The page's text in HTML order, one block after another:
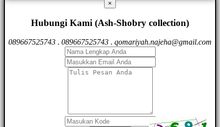
×
Hubungi Kami (Ash-Shobry collection)
089667525743 . 089667525743 . qomariyah.najeha@gmail.com